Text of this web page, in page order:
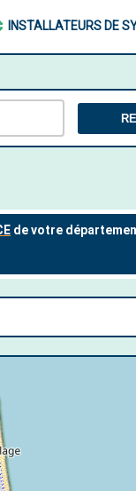
INSTALLATEURS DE